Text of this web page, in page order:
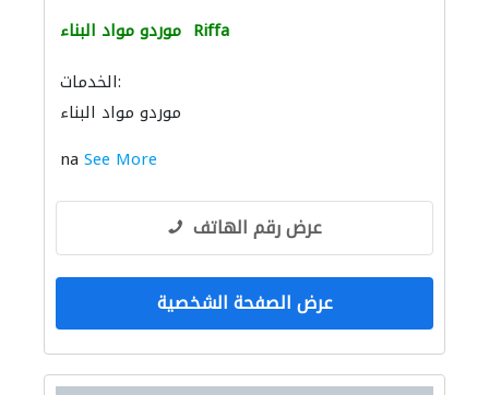
موردو مواد البناء Riffa
الخدمات:
موردو مواد البناء
na See More
عرض رقم الهاتف
عرض الصفحة الشخصية